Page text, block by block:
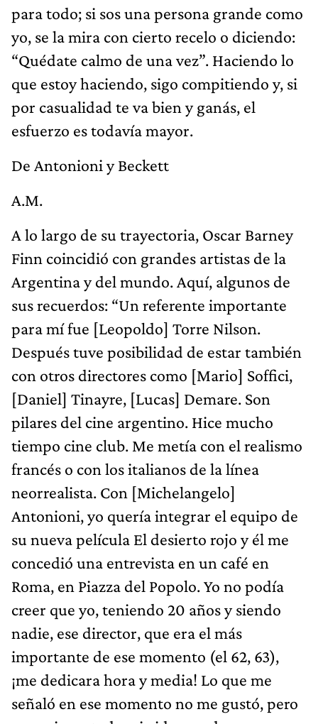
para todo; si sos una persona grande como
yo, se la mira con cierto recelo o diciendo:
“Quédate calmo de una vez”. Haciendo lo
que estoy haciendo, sigo compitiendo y, si
por casualidad te va bien y ganás, el
esfuerzo es todavía mayor.
De Antonioni y Beckett
A.M.
A lo largo de su trayectoria, Oscar Barney
Finn coincidió con grandes artistas de la
Argentina y del mundo. Aquí, algunos de
sus recuerdos: “Un referente importante
para mí fue [Leopoldo] Torre Nilson.
Después tuve posibilidad de estar también
con otros directores como [Mario] Soffici,
[Daniel] Tinayre, [Lucas] Demare. Son
pilares del cine argentino. Hice mucho
tiempo cine club. Me metía con el realismo
francés o con los italianos de la línea
neorrealista. Con [Michelangelo]
Antonioni, yo quería integrar el equipo de
su nueva película El desierto rojo y él me
concedió una entrevista en un café en
Roma, en Piazza del Popolo. Yo no podía
creer que yo, teniendo 20 años y siendo
nadie, ese director, que era el más
importante de ese momento (el 62, 63),
¡me dedicara hora y media! Lo que me
señaló en ese momento no me gustó, pero